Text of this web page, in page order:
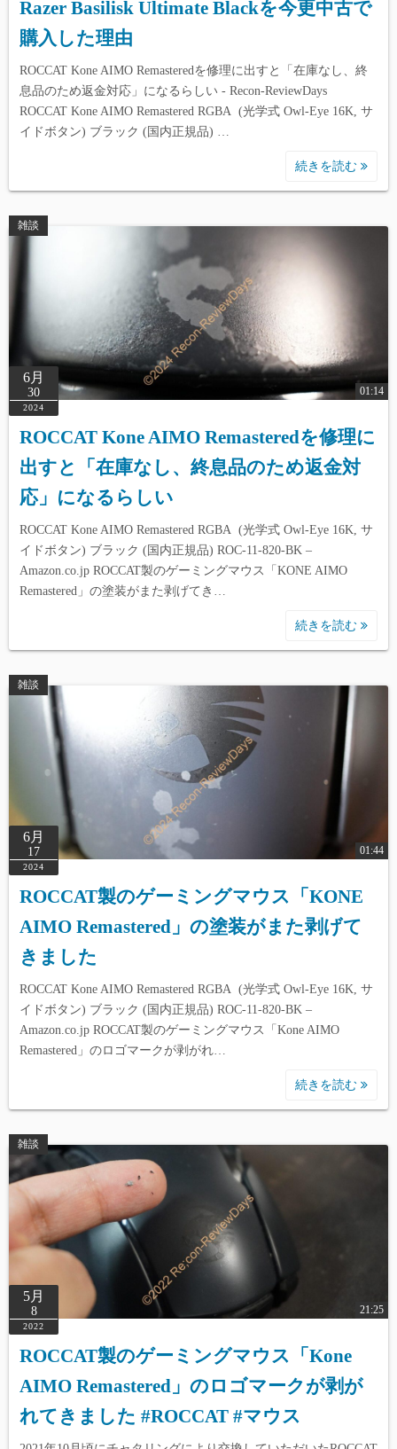
Razer Basilisk Ultimate Blackを今更中古で
購入した理由
ROCCAT Kone AIMO Remasteredを修理に出すと「在庫なし、終
息品のため返金対応」になるらしい - Recon-ReviewDays
ROCCAT Kone AIMO Remastered RGBA (光学式 Owl-Eye 16K, サ
イドボタン) ブラック (国内正規品) …
続きを読む
雑談
6月
30
2024
01:14
ROCCAT Kone AIMO Remasteredを修理に
出すと「在庫なし、終息品のため返金対
応」になるらしい
ROCCAT Kone AIMO Remastered RGBA (光学式 Owl-Eye 16K, サ
イドボタン) ブラック (国内正規品) ROC-11-820-BK –
Amazon.co.jp ROCCAT製のゲーミングマウス「KONE AIMO
Remastered」の塗装がまた剥げてき…
続きを読む
雑談
6月
17
2024
01:44
ROCCAT製のゲーミングマウス「KONE
AIMO Remastered」の塗装がまた剥げて
きました
ROCCAT Kone AIMO Remastered RGBA (光学式 Owl-Eye 16K, サ
イドボタン) ブラック (国内正規品) ROC-11-820-BK –
Amazon.co.jp ROCCAT製のゲーミングマウス「Kone AIMO
Remastered」のロゴマークが剥がれ…
続きを読む
雑談
5月
8
2022
21:25
ROCCAT製のゲーミングマウス「Kone
AIMO Remastered」のロゴマークが剥が
れてきました #ROCCAT #マウス